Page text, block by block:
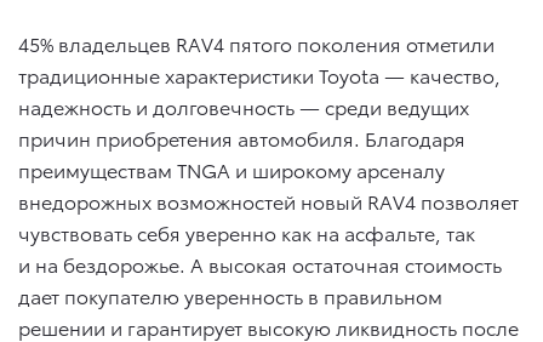
45% владельцев RAV4 пятого поколения отметили
традиционные характеристики Toyota — качество,
надежность и долговечность — среди ведущих
причин приобретения автомобиля. Благодаря
преимуществам TNGA и широкому арсеналу
внедорожных возможностей новый RAV4 позволяет
чувствовать себя уверенно как на асфальте, так
и на бездорожье. А высокая остаточная стоимость
дает покупателю уверенность в правильном
решении и гарантирует высокую ликвидность после